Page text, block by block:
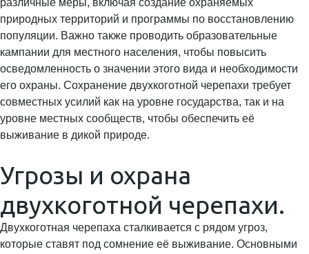
различные меры, включая создание охраняемых
природных территорий и программы по восстановлению
популяции. Важно также проводить образовательные
кампании для местного населения, чтобы повысить
осведомленность о значении этого вида и необходимости
его охраны. Сохранение двухкоготной черепахи требует
совместных усилий как на уровне государства, так и на
уровне местных сообществ, чтобы обеспечить её
выживание в дикой природе.
Угрозы и охрана
двухкоготной черепахи.
Двухкоготная черепаха сталкивается с рядом угроз,
которые ставят под сомнение её выживание. Основными